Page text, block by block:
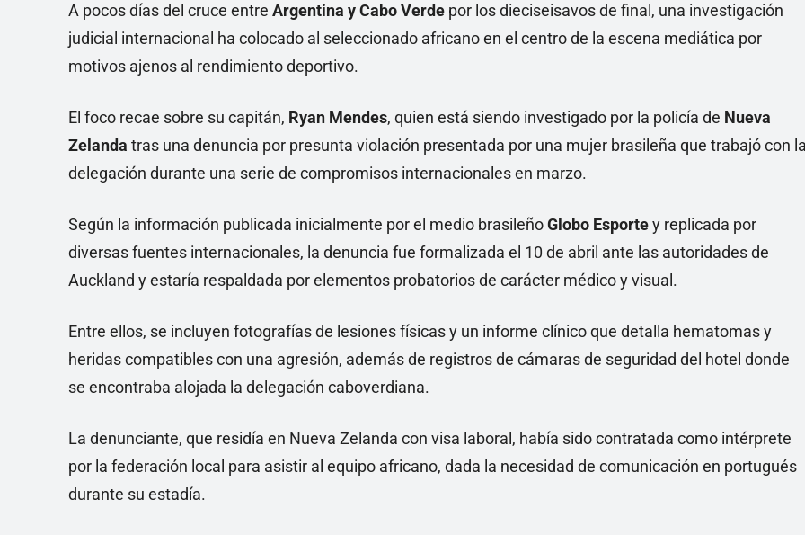
A pocos días del cruce entre Argentina y Cabo Verde por los dieciseisavos de final, una investigación
judicial internacional ha colocado al seleccionado africano en el centro de la escena mediática por
motivos ajenos al rendimiento deportivo.
El foco recae sobre su capitán, Ryan Mendes, quien está siendo investigado por la policía de Nueva
Zelanda tras una denuncia por presunta violación presentada por una mujer brasileña que trabajó con
delegación durante una serie de compromisos internacionales en marzo.
Según la información publicada inicialmente por el medio brasileñoGlobo Esportey replicada por
diversas fuentes internacionales, la denuncia fue formalizada el 10 de abril ante las autoridades de
Auckland y estaría respaldada por elementos probatorios de carácter médico y visual.
Entre ellos, se incluyen fotografías de lesiones físicas y un informe clínico que detalla hematomas y
heridas compatibles con una agresión, además de registros de cámaras de seguridad del hotel donde
se encontraba alojada la delegación caboverdiana.
La denunciante, que residía en Nueva Zelanda con visa laboral, había sido contratada como intérprete
por la federación local para asistir al equipo africano, dada la necesidad de comunicación en portugués
durante su estadía.